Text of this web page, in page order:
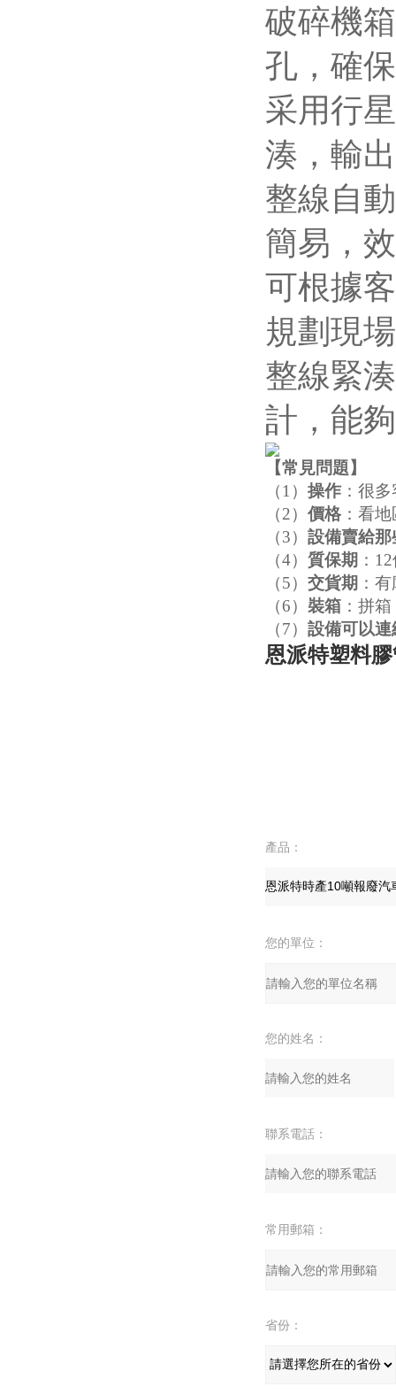
破碎機
孔，確
采用行
湊，輸
整線自
簡易，
可根據
規劃現
整線緊
計，能
【常見問題】
（1） 操作 ：很
（2） 價格 ：看
（3） 設備賣給那
（4） 質保期 ：
（5） 交貨期 ：
（6） 裝箱 ：拼箱
（7） 設備可以
恩派特塑料
產品：
您的單位：
您的姓名：
聯系電話：
常用郵箱：
省份：